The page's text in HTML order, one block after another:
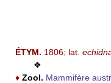
ÉTYM. 1806; lat.
❖
♦ Zool. Mammifère